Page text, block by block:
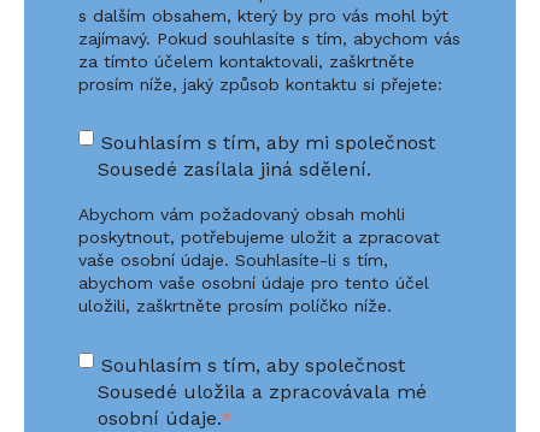
s dalším obsahem, který by pro vás mohl být
zajímavý. Pokud souhlasíte s tím, abychom vás
za tímto účelem kontaktovali, zaškrtněte
prosím níže, jaký způsob kontaktu si přejete:
Souhlasím s tím, aby mi společnost
Sousedé zasílala jiná sdělení.
Abychom vám požadovaný obsah mohli
poskytnout, potřebujeme uložit a zpracovat
vaše osobní údaje. Souhlasíte-li s tím,
abychom vaše osobní údaje pro tento účel
uložili, zaškrtněte prosím políčko níže.
Souhlasím s tím, aby společnost
Sousedé uložila a zpracovávala mé
osobní údaje.*